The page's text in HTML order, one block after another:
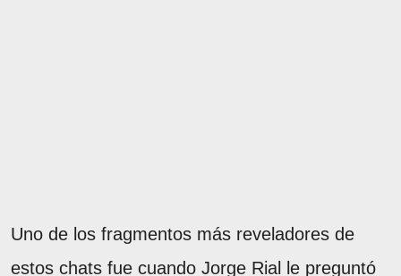
Uno de los fragmentos más reveladores de
estos chats fue cuando Jorge Rial le preguntó